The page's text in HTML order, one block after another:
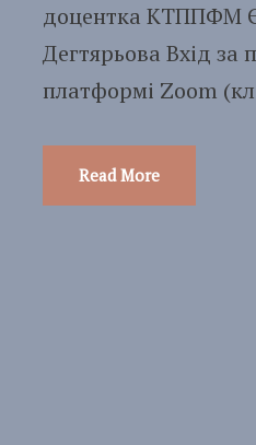
доцентка КТППФМ
Дегтярьова Вхід за
платформі Zoom
Read More